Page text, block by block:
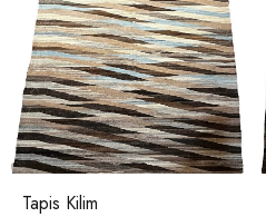
Tapis Kilim